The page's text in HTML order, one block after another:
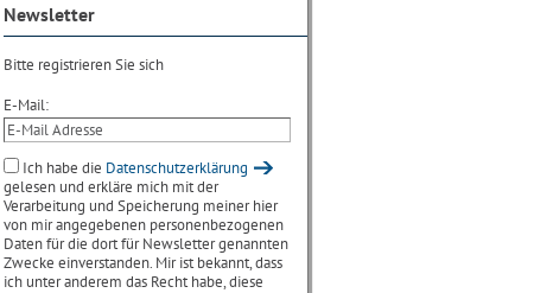
Newsletter
Bitte registrieren Sie sich
E-Mail:
Ich habe die Datenschutzerklärung
gelesen und erkläre mich mit der
Verarbeitung und Speicherung meiner hier
von mir angegebenen personenbezogenen
Daten für die dort für Newsletter genannten
Zwecke einverstanden. Mir ist bekannt, dass
ich unter anderem das Recht habe, diese